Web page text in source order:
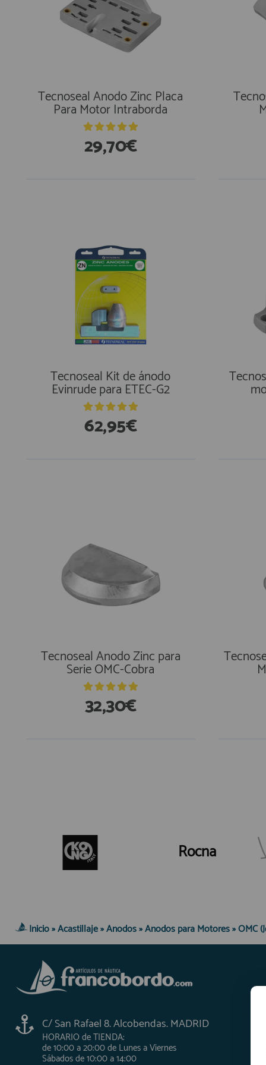
Tecnoseal Anodo Zinc Placa
Para Motor Intraborda
29,70€
Tecnoseal Kit de ánodo
Evinrude para ETEC-G2
62,95€
Tecnoseal Anodo Zinc para
Serie OMC-Cobra
32,30€
Rocna
Inicio»Acastillaje»Anodos»Anodos para Motores»OMC
C/ San Rafael 8. Alcobendas. MADRID
HORARIO de TIENDA:
de 10:00 a 20:00 de Lunes a Viernes
Sábados de 10:00 a 14:00